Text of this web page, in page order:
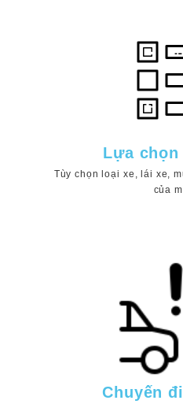
Lựa chọn
Tùy chọn loại xe, lái xe,
của
Chuyến